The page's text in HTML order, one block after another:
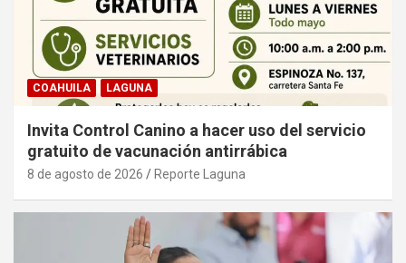
COAHUILA LAGUNA
Invita Control Canino a hacer uso del servicio
gratuito de vacunación antirrábica
8 de agosto de 2026 Reporte Laguna